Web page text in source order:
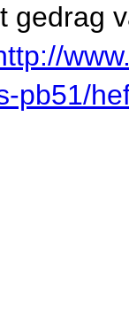
gedrag
pb51/